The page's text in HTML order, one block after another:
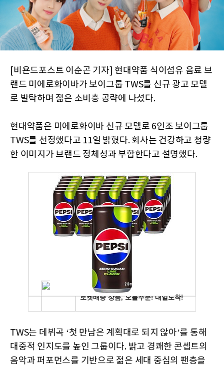
[비욘드포스트 이순곤 기자] 현대약품 식이섬유 음료 브
랜드 미에로화이바가 보이그룹 TWS를 신규 광고 모델
로 발탁하며 젊은 소비층 공략에 나섰다.
현대약품은 미에로화이바 신규 모델로 6인조 보이그룹
TWS를 선정했다고 11일 밝혔다. 회사는 건강하고 청량
한 이미지가 브랜드 정체성과 부합한다고 설명했다.
TWS는 데뷔곡 ‘첫 만남은 계획대로 되지 않아’를 통해
대중적 인지도를 높인 그룹이다. 밝고 경쾌한 콘셉트의
음악과 퍼포먼스를 기반으로 젊은 세대 중심의 팬층을